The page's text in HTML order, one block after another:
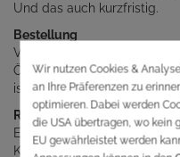
Und das auch kurzfristig.
Bestellung
Vor Ort, am Telefon, per
Öffnungszeiten des
ist unser Webshop für Sie
Riesige Auswahl
Eine große Auswahl des
Katalog vor. Die hier